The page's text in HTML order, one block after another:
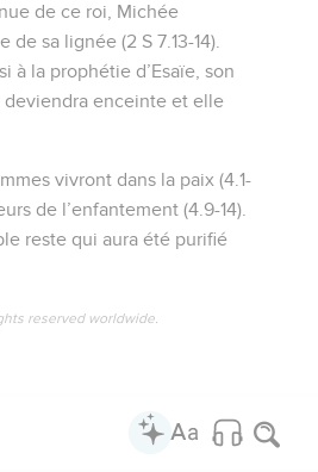
de ce roi, Michée
sa lignée (2 S 7.13-14).
à la prophétie d’Esaïe, son
deviendra enceinte et elle
vivront dans la paix (4.1-
de l’enfantement (4.9-14).
reste qui aura été purifié
reserved worldwide.